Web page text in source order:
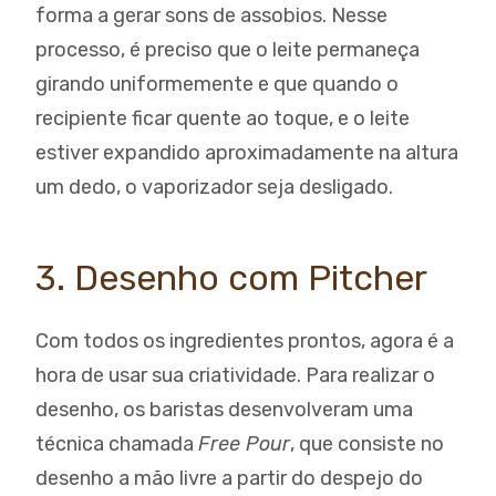
forma a gerar sons de assobios. Nesse
processo, é preciso que o leite permaneça
girando uniformemente e que quando o
recipiente ficar quente ao toque, e o leite
estiver expandido aproximadamente na altura
um dedo, o vaporizador seja desligado.
3. Desenho com Pitcher
Com todos os ingredientes prontos, agora é a
hora de usar sua criatividade. Para realizar o
desenho, os baristas desenvolveram uma
técnica chamada Free Pour, que consiste no
desenho a mão livre a partir do despejo do